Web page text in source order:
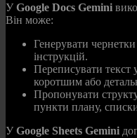
У Google Docs Gemini
Він може:
Генерувати
інструкцій.
Переписувати текст
коротшим або
Пропонувати
пункти плану,
У Google Sheets Gemini